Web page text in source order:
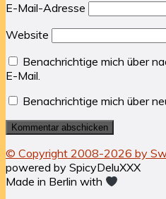
E-Mail-Adresse
Website
Benachrichtige mich über
E-Mail.
Benachrichtige mich über
© Copyright 2008-2026 by
powered by SpicyDeluXXX
Made in Berlin with